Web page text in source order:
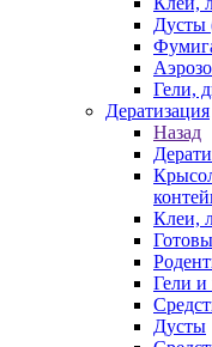
Дусты
Гели,
Дератизация
Назад
Клеи,
Гели и
Дусты